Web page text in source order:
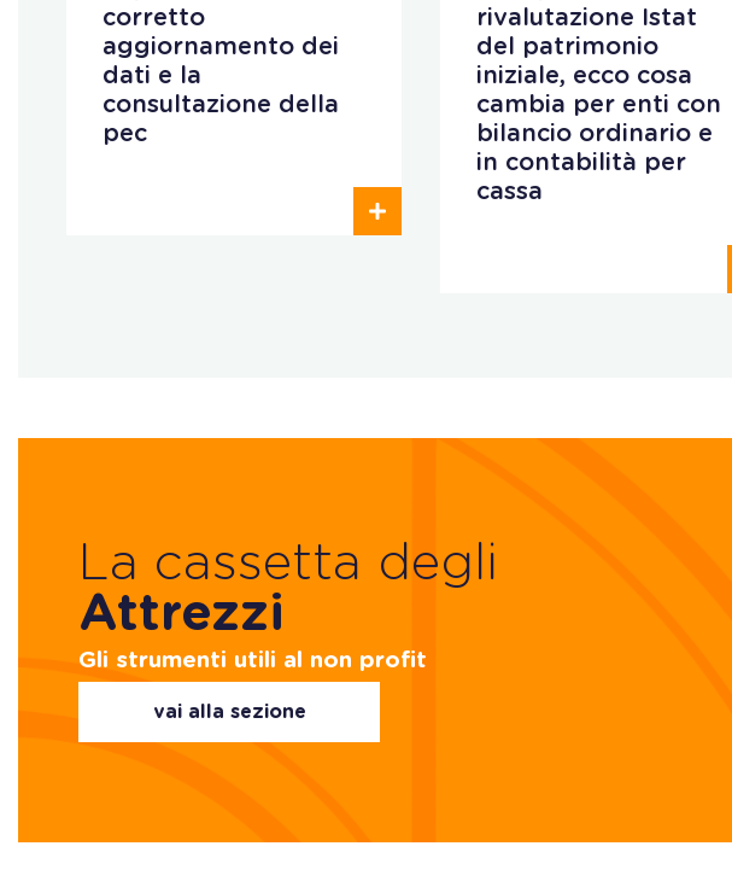
corretto
aggiornamento dei
dati e la
consultazione della
pec
rivalutazione Istat
del patrimonio
iniziale, ecco cosa
cambia per enti con
bilancio ordinario e
in contabilità per
cassa
La cassetta degli
Attrezzi
Gli strumenti utili al non profit
vai alla sezione